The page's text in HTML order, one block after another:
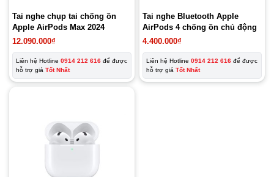
Tai nghe chụp tai chống ồn
Apple AirPods Max 2024
12.090.000₫
Liên hệ Hotline 0914 212 616 để được
hỗ trợ giá Tốt Nhất
Tai nghe Bluetooth Apple
AirPods 4 chống ồn chủ động
4.400.000₫
Liên hệ Hotline 0914 212 616 để được
hỗ trợ giá Tốt Nhất